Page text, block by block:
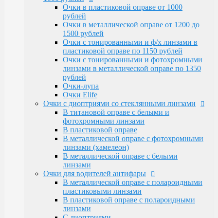
Очки Elife
Очки с диоптриями со стеклянными линзами
В титановой оправе с белыми и
фотохромными линзами
В пластиковой оправе
В металлической оправе с фотохромными
линзами (хамелеон)
В металлической оправе с белыми линзами
Очки для водителей антифары
В металлической оправе с полароидными
пластиковыми линзами
В пластиковой оправе с полароидными
линзами
С диоптриями
Очки для компьютера
В пластиковой оправе с полимерными
линзами
В металлической оправе
Тренажерные очки
В пластиковой оправе
В металлической оправе
Очки глаукомные
Очки Эксклюзивные Ricardi от 15000
Бренд оправы
Очки в пластиковой оправе от 1000
рублей
Очки в металлической оправе от 1200 до
1500 рублей
Очки с тонированными и ф/х линзами в
пластиковой оправе по 1150 рублей
Очки с тонированными и фотохромными
линзами в металлической оправе по 1350
рублей
Очки-лупа
Очки Elife
Очки с диоптриями со стеклянными линзами
В титановой оправе с белыми и
фотохромными линзами
В пластиковой оправе
В металлической оправе с фотохромными
линзами (хамелеон)
В металлической оправе с белыми
линзами
Очки для водителей антифары
В металлической оправе с полароидными
пластиковыми линзами
В пластиковой оправе с полароидными
линзами